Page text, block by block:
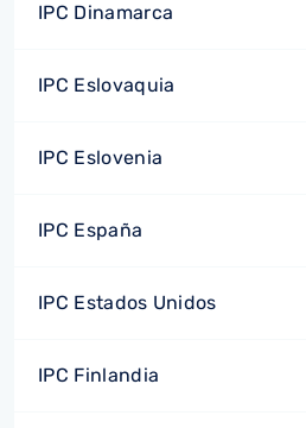
IPC Dinamarca
IPC Eslovaquia
IPC Eslovenia
IPC España
IPC Estados Unidos
IPC Finlandia